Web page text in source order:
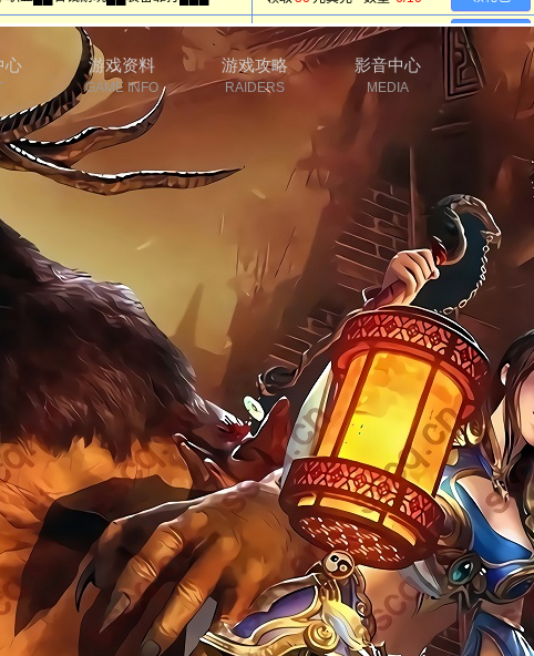
心 游戏资料
GAME INFO
游戏攻略
RAIDERS
影音中心
MEDIA